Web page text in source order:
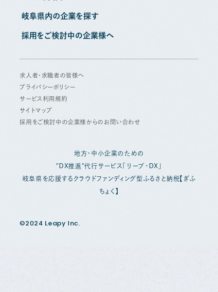
岐阜県内の企業を探す
採用をご検討中の企業様へ
求人者・求職者の皆様へ
プライバシーポリシー
サービス利用規約
サイトマップ
採用をご検討中の企業様からのお問い合わせ
地方・中小企業のための
"DX推進"代行サービス「リープ・DX」
岐阜県を応援するクラウドファンディング型ふるさと納税【ぎふ
ちょく】
©2024 Leapy Inc.